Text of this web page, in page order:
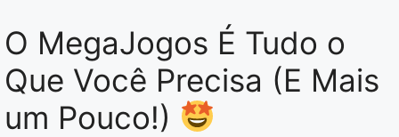
O MegaJogos É Tudo o
Que Você Precisa (E Mais
um Pouco!)